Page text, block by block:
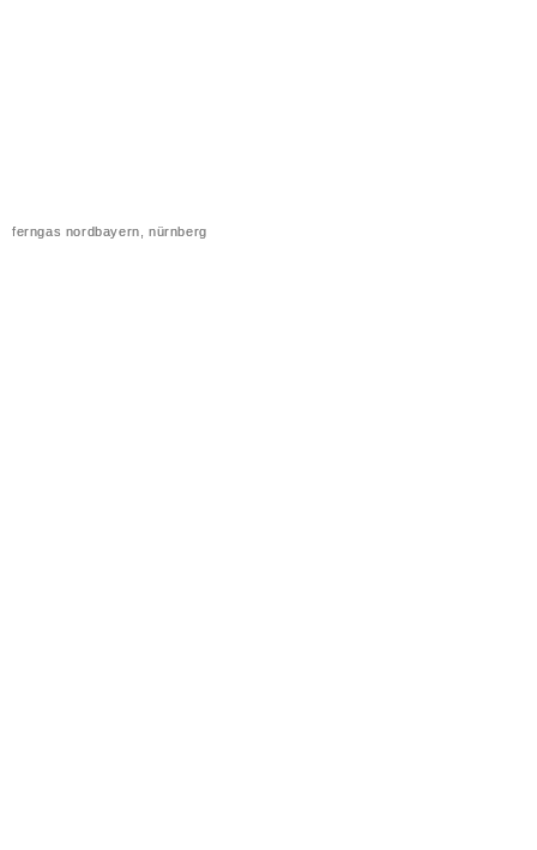
ferngas nordbayern, nürnberg